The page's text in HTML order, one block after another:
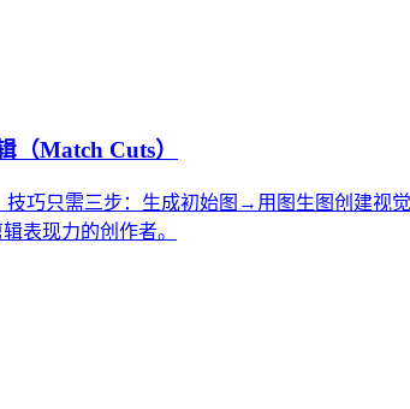
（Match Cuts）
技巧只需三步：生成初始图→用图生图创建
表现力的创作者。